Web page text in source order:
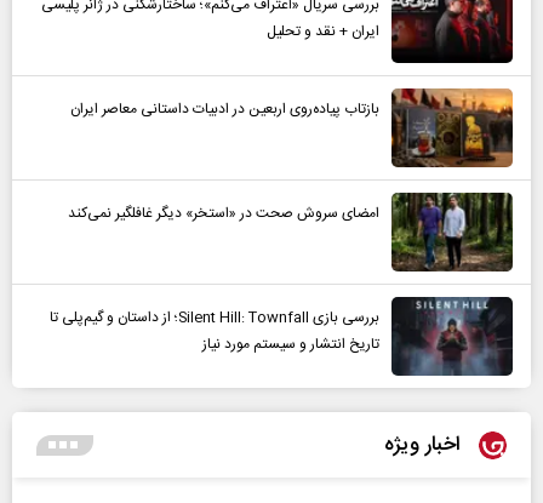
بررسی سریال «اعتراف می‌کنم»؛ ساختارشکنی در ژانر پلیسی
ایران + نقد و تحلیل
بازتاب پیاده‌روی اربعین در ادبیات داستانی معاصر ایران
امضای سروش صحت در «استخر» دیگر غافلگیر نمی‌کند
بررسی بازی Silent Hill: Townfall؛ از داستان و گیم‌پلی تا
تاریخ انتشار و سیستم مورد نیاز
اخبار ویژه